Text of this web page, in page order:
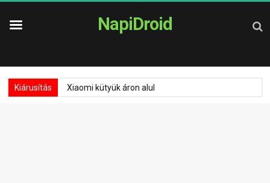
NapiDroid
Kiárusítás Xiaomi kütyük áron alul